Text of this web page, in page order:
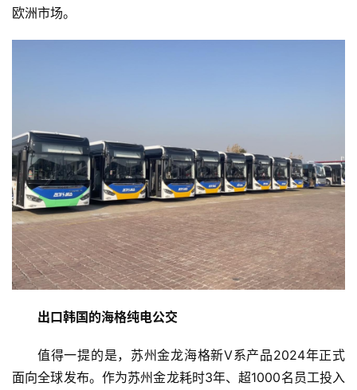
欧洲市场。
出口韩国的海格纯电公交
值得一提的是，苏州金龙海格新V系产品2024年正式
面向全球发布。作为苏州金龙耗时3年、超1000名员工投入